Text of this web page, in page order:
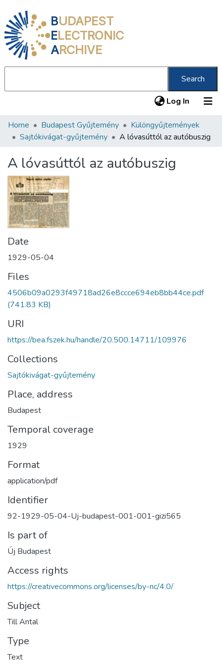
BUDAPEST
ELECTRONIC
ARCHIVE
Search
Log In (current)
Communities & Collections
Statistics
About us
Home Budapest Gyűjtemény
Különgyűjtemények
Sajtókivágat-gyűjtemény
A lóvasúttól az autóbuszig
A lóvasúttól az autóbuszig
Date
1929-05-04
Files
4506b09a0293f49718ad26e8ccce694eb8bb44ce.pdf
(741.83 KB)
URI
https://bea.fszek.hu/handle/20.500.14711/109976
Collections
Sajtókivágat-gyűjtemény
Place, address
Budapest
Temporal coverage
1929
Format
application/pdf
Identifier
92-1929-05-04-Uj-budapest-001-001-gizi565
Is part of
Új Budapest
Access rights
https://creativecommons.org/licenses/by-nc/4.0/
Subject
Till Antal
Type
Text